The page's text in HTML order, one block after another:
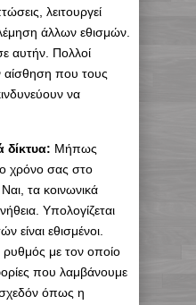
λειτουργεί
άλλων εθισμών.
αυτήν. Πολλοί
αίσθηση που τους
να
δίκτυα: Μήπως
χρόνο σας στο
τα κοινωνικά
Υπολογίζεται
εθισμένοι.
με τον οποίο
που λαμβάνουμε
σχεδόν όπως η